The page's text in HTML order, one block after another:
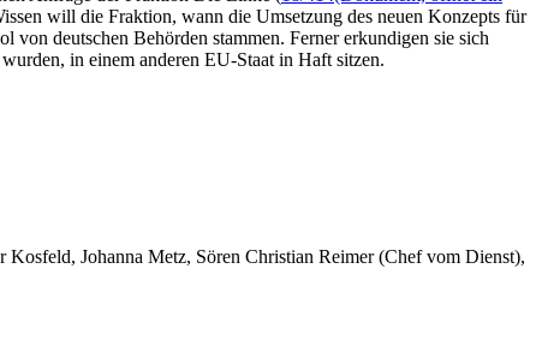
will die Fraktion, wann die Umsetzung des neuen Konzepts für
deutschen Behörden stammen. Ferner erkundigen sie sich
in einem anderen EU-Staat in Haft sitzen.
Kosfeld, Johanna Metz, Sören Christian Reimer (Chef vom Dienst),